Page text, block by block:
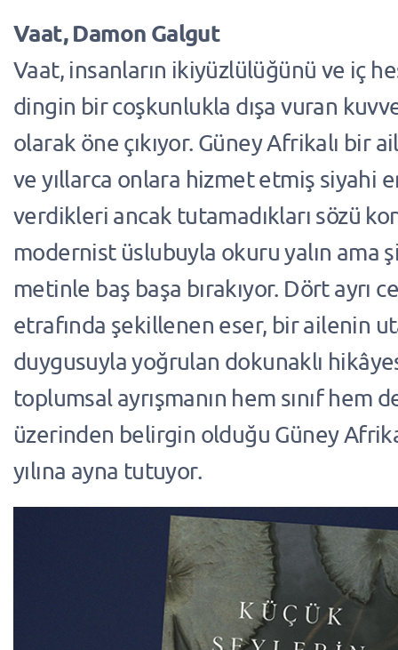
Vaat, Damon Galgut
Vaat, insanların ikiyüzlülüğünü ve iç
dingin bir coşkunlukla dışa vuran
olarak öne çıkıyor. Güney Afrikalı bir
ve yıllarca onlara hizmet etmiş siyahi
verdikleri ancak tutamadıkları sözü
modernist üslubuyla okuru yalın ama
metinle baş başa bırakıyor. Dört ayrı
etrafında şekillenen eser, bir ailenin
duygusuyla yoğrulan dokunaklı
toplumsal ayrışmanın hem sınıf hem
üzerinden belirgin olduğu Güney
yılına ayna tutuyor.